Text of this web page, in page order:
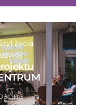
życia